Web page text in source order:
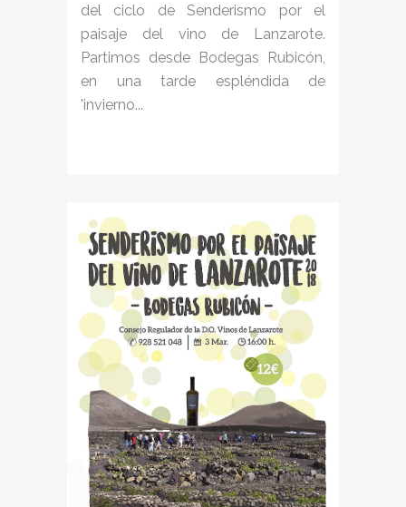
del ciclo de Senderismo por el
paisaje del vino de Lanzarote.
Partimos desde Bodegas Rubicón,
en una tarde espléndida de
'invierno...